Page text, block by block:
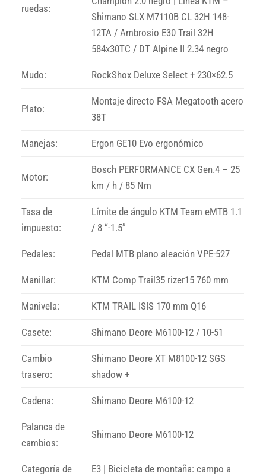
ruedas:
Shimano SLX M7110B CL 32H 148-
12TA / Ambrosio E30 Trail 32H
584x30TC / DT Alpine II 2.34 negro
Mudo: RockShox Deluxe Select + 230×62.5
Plato:
Montaje directo FSA Megatooth acero
38T
Manejas: Ergon GE10 Evo ergonómico
Motor:
Bosch PERFORMANCE CX Gen.4 – 25
km / h / 85 Nm
Tasa de
impuesto:
Límite de ángulo KTM Team eMTB 1.1
/ 8 “-1.5”
Pedales: Pedal MTB plano aleación VPE-527
Manillar: KTM Comp Trail35 rizer15 760 mm
Manivela: KTM TRAIL ISIS 170 mm Q16
Casete: Shimano Deore M6100-12 / 10-51
Cambio
trasero:
Shimano Deore XT M8100-12 SGS
shadow +
Cadena: Shimano Deore M6100-12
Palanca de
cambios:
Shimano Deore M6100-12
Categoría de
E3 | Bicicleta de montaña: campo a